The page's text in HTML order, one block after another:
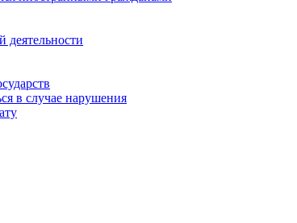
деятельности
в случае нарушения